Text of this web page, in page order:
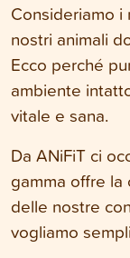
Consideriamo i
nostri animali
Ecco perché
ambiente
vitale e sana.
Da ANiFiT ci
gamma offre
delle nostre
vogliamo